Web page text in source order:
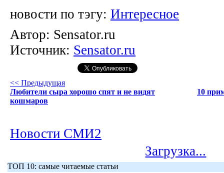
новости по тэгу: Интересное
Автор: Sensator.ru
Источник: Sensator.ru
<< Предыдущая
Любители сыра хорошо спят и не видят
кошмаров
10
Новости СМИ2
Загрузка...
ТОП 10: самые читаемые статьи